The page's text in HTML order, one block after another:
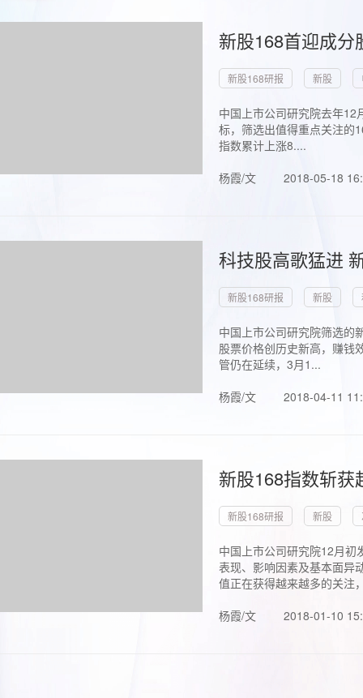
新股168首迎成
新股168研报 新股
中国上市公司研究院去年
标，筛选出值得重点关注的
指数累计上涨8....
杨霞/文
2018-05-18
科技股高歌猛进
新股168研报 新股
中国上市公司研究院筛选的
股票价格创历史新高，赚钱
管仍在延续，3月1...
杨霞/文
2018-04-11
新股168指数斩
新股168研报 新股
中国上市公司研究院12月初
表现、影响因素及基本面异
值正在获得越来越多的关注
杨霞/文
2018-01-10